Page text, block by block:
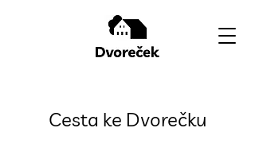
Cesta ke Dvorečku